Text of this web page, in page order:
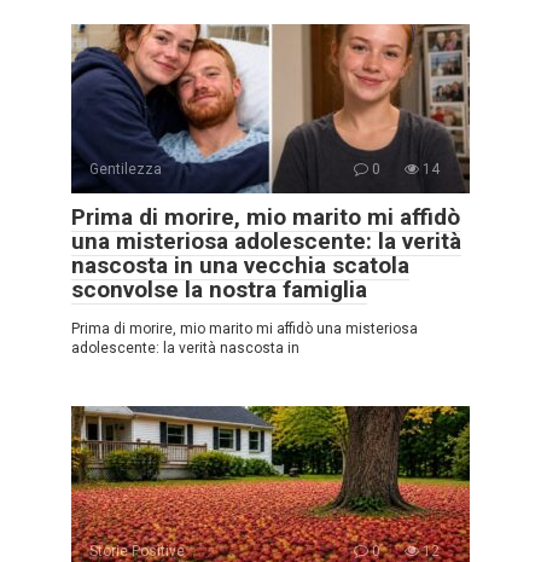
Gentilezza 0 14
Prima di morire, mio marito mi affidò
una misteriosa adolescente: la verità
nascosta in una vecchia scatola
sconvolse la nostra famiglia
Prima di morire, mio marito mi affidò una misteriosa
adolescente: la verità nascosta in
Storie Positive 0 12